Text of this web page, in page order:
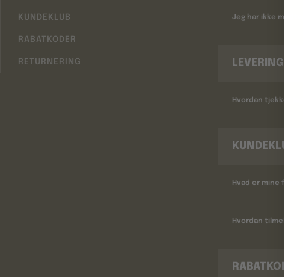
KUNDEKLUB
RABATKODER
RETURNERING
Jeg har ikke
LEVERINGSTID
Hvordan tjekker
KUNDEKLUB
Hvad er mine
Hvordan tilmelder
RABATKODER